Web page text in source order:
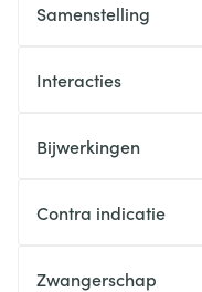
Samenstelling
Interacties
Bijwerkingen
Contra indicatie
Zwangerschap